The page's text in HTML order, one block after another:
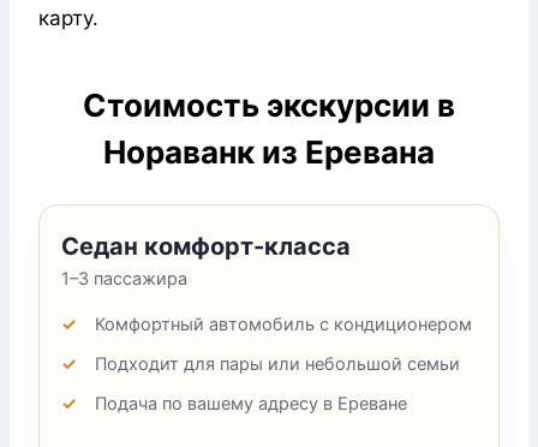
карту.
Стоимость экскурсии в
Нораванк из Еревана
Седан комфорт-класса
1–3 пассажира
Комфортный автомобиль с кондиционером
Подходит для пары или небольшой семьи
Подача по вашему адресу в Ереване